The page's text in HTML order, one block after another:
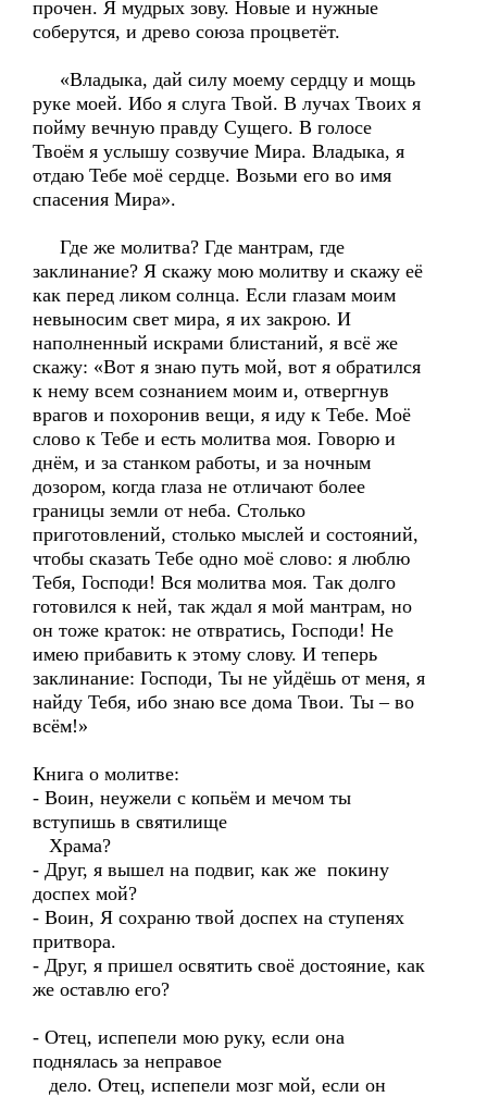
прочен. Я мудрых зову. Новые и нужные
соберутся, и древо союза процветёт.
«Владыка, дай силу моему сердцу и мощь
руке моей. Ибо я слуга Твой. В лучах Твоих я
пойму вечную правду Сущего. В голосе
Твоём я услышу созвучие Мира. Владыка, я
отдаю Тебе моё сердце. Возьми его во имя
спасения Мира».
Где же молитва? Где мантрам, где
заклинание? Я скажу мою молитву и скажу её
как перед ликом солнца. Если глазам моим
невыносим свет мира, я их закрою. И
наполненный искрами блистаний, я всё же
скажу: «Вот я знаю путь мой, вот я обратился
к нему всем сознанием моим и, отвергнув
врагов и похоронив вещи, я иду к Тебе. Моё
слово к Тебе и есть молитва моя. Говорю и
днём, и за станком работы, и за ночным
дозором, когда глаза не отличают более
границы земли от неба. Столько
приготовлений, столько мыслей и состояний,
чтобы сказать Тебе одно моё слово: я люблю
Тебя, Господи! Вся молитва моя. Так долго
готовился к ней, так ждал я мой мантрам, но
он тоже краток: не отвратись, Господи! Не
имею прибавить к этому слову. И теперь
заклинание: Господи, Ты не уйдёшь от меня, я
найду Тебя, ибо знаю все дома Твои. Ты – во
всём!»
Книга о молитве:
- Воин, неужели с копьём и мечом ты
вступишь в святилище
Храма?
- Друг, я вышел на подвиг, как же покину
доспех мой?
- Воин, Я сохраню твой доспех на ступенях
притвора.
- Друг, я пришел освятить своё достояние, как
же оставлю его?
- Отец, испепели мою руку, если она
поднялась за неправое
дело. Отец, испепели мозг мой, если он